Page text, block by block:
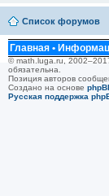
Список форумов
Главная •
© math.luga.ru,
обязательна.
Позиция авторов
Создано на основе
Русская поддержка